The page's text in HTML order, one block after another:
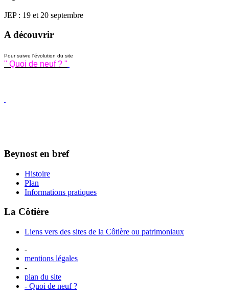
JEP : 19 et 20 septembre
A découvrir
Pour suivre l'évolution du site
" Quoi de neuf ? "
Beynost en bref
Histoire
Plan
Informations pratiques
La Côtière
Liens vers des sites de la Côtière ou patrimoniaux
-
mentions légales
-
plan du site
- Quoi de neuf ?